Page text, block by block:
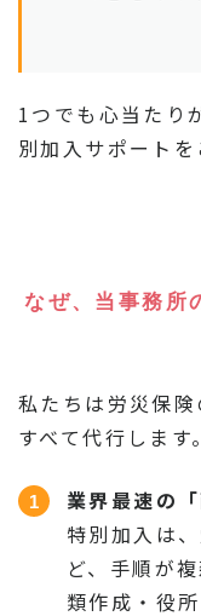
1つでも心当たり
別加入サポートを
なぜ、当事務所
私たちは労災保
すべて代行します。
業界最速の
特別加入は
ど、手順が
類作成・役